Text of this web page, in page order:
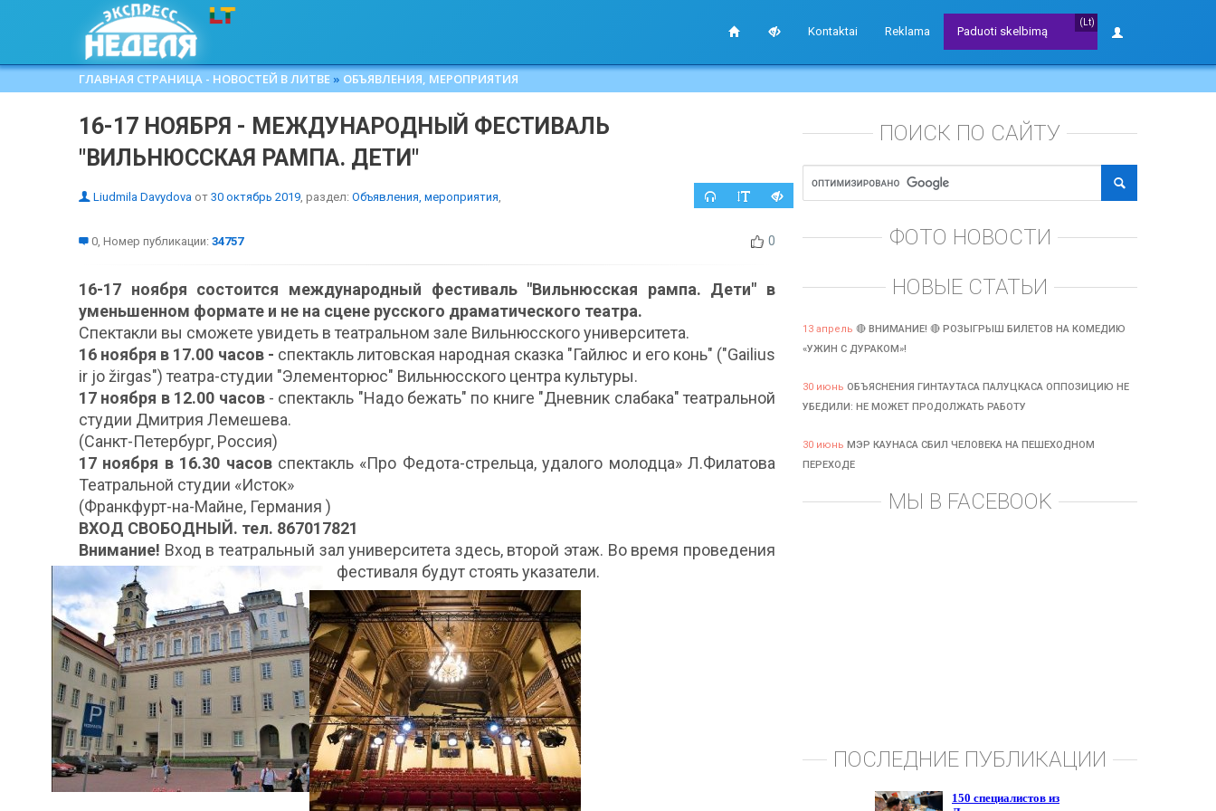
Kontaktai Reklama
(Lt)
Paduoti skelbimą
ГЛАВНАЯ СТРАНИЦА - НОВОСТЕЙ В ЛИТВЕ » ОБЪЯВЛЕНИЯ, МЕРОПРИЯТИЯ
16-17 НОЯБРЯ - МЕЖДУНАРОДНЫЙ ФЕСТИВАЛЬ
"ВИЛЬНЮССКАЯ РАМПА. ДЕТИ"
Liudmila Davydova от 30 октябрь 2019, раздел: Объявления, мероприятия,
0, Номер публикации: 34757 0
16-17 ноября состоится международный фестиваль "Вильнюсская рампа. Дети" в
уменьшенном формате и не на сцене русского драматического театра.
Спектакли вы сможете увидеть в театральном зале Вильнюсского университета.
16 ноября в 17.00 часов - спектакль литовская народная сказка "Гайлюс и его конь" ("Gailius
ir jo žirgas") театра-студии "Элементорюс" Вильнюсского центра культуры.
17 ноября в 12.00 часов - спектакль "Надо бежать" по книге "Дневник слабака" театральной
студии Дмитрия Лемешева.
(Санкт-Петербург, Россия)
17 ноября в 16.30 часов спектакль «Про Федота-стрельца, удалого молодца» Л.Филатова
Театральной студии «Исток»
(Франкфурт-на-Майне, Германия )
ВХОД СВОБОДНЫЙ. тел. 867017821
Внимание! Вход в театральный зал университета здесь, второй этаж. Во время проведения
фестиваля будут стоять указатели.
ПОИСК ПО САЙТУ
ФОТО НОВОСТИ
НОВЫЕ СТАТЬИ
13 апрель 🔴 ВНИМАНИЕ! 🔴 РОЗЫГРЫШ БИЛЕТОВ НА КОМЕДИЮ
«УЖИН С ДУРАКОМ»!
30 июнь ОБЪЯСНЕНИЯ ГИНТАУТАСА ПАЛУЦКАСА ОППОЗИЦИЮ НЕ
УБЕДИЛИ: НЕ МОЖЕТ ПРОДОЛЖАТЬ РАБОТУ
30 июнь МЭР КАУНАСА СБИЛ ЧЕЛОВЕКА НА ПЕШЕХОДНОМ
ПЕРЕХОДЕ
МЫ В FACEBOOK
ПОСЛЕДНИЕ ПУБЛИКАЦИИ